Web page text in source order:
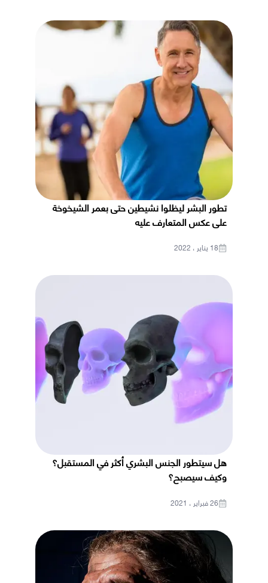
تطور البشر ليظلوا نشيطين حتى بعمر الشيخوخة
على عكس المتعارف عليه
18 يناير ، 2022
هل سيتطور الجنس البشري أكثر في المستقبل؟
وكيف سيصبح؟
26 فبراير ، 2021